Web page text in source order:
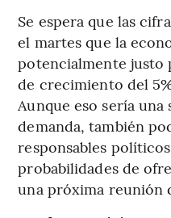
Se espera que las
el martes que la
potencialmente justo
de crecimiento del
Aunque eso sería
demanda, también
responsables
probabilidades de
una próxima reunión